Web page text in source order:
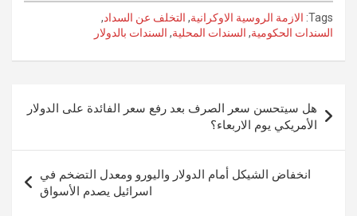
Tags: الازمة الروسية الاوكرانية, التخلف عن السداد,
السندات الحكومية, السندات المحلية, السندات بالدولار
المقالات
هل سيتحسن سعر الصرف بعد رفع سعر الفائدة على الدولار
الأمريكي يوم الاربعاء؟
انخفاض الشيكل أمام الدولار واليورو ومعدل التضخم في
اسرائيل يصدم الأسواق